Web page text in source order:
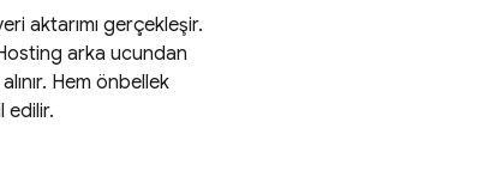
aktarımı gerçekleşir.
arka ucundan
Hem önbellek
edilir.